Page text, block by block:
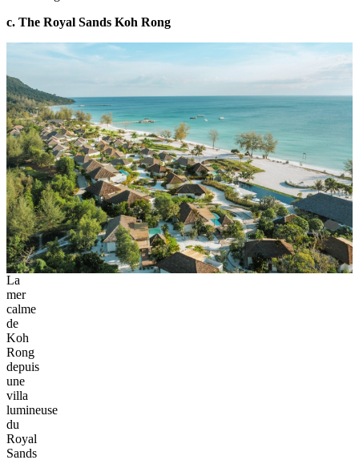
c. The Royal Sands Koh Rong
La
mer
calme
de
Koh
Rong
depuis
une
villa
lumineuse
du
Royal
Sands